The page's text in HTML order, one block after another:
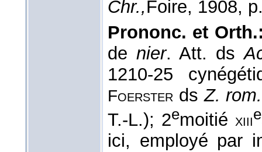
Chr.,Foire, 1908,
Prononc. et
de nier. Att. ds
1210-25
Foerster dsZ.
T.-L.); 2emoitié xiiie
ici, employé par